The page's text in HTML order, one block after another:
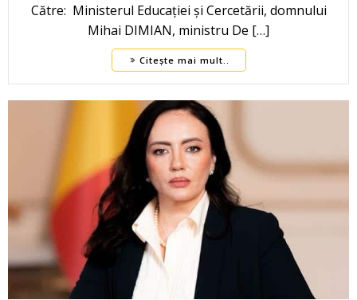
Către: Ministerul Educației și Cercetării, domnului
Mihai DIMIAN, ministru De […]
Citește mai mult..